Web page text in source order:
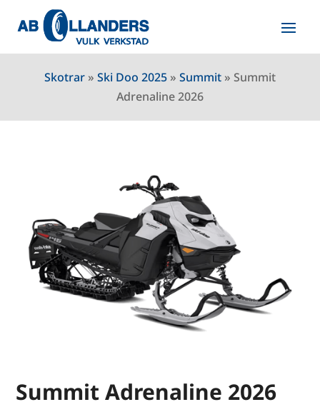
Skotrar» Ski Doo 2025» Summit» Summit
Adrenaline 2026
Summit Adrenaline 2026